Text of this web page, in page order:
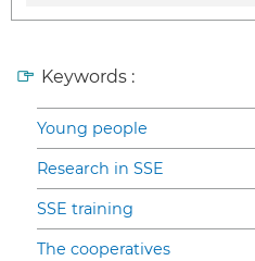
Keywords :
Young people
Research in SSE
SSE training
The cooperatives